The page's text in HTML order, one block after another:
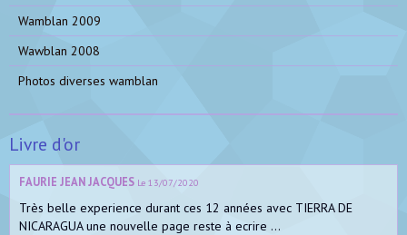
Wamblan 2009
Wawblan 2008
Photos diverses wamblan
Livre d'or
FAURIE JEAN JACQUES Le 13/07/2020
Très belle experience durant ces 12 années avec TIERRA DE
NICARAGUA une nouvelle page reste à ecrire ...